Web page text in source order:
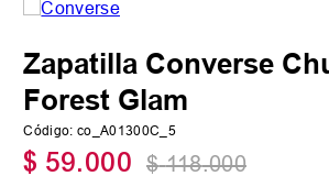
Zapatilla Converse
Forest Glam
Código: co_A01300C_5
$ 59.000 $ 118.000